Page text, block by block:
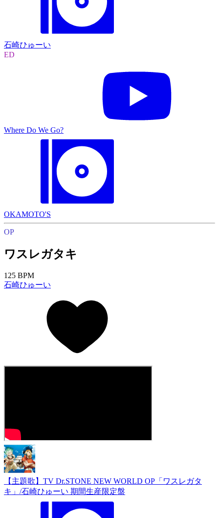
石崎ひゅーい
ED
Where Do We Go?
OKAMOTO'S
OP
ワスレガタキ
125 BPM
石崎ひゅーい
【主題歌】TV Dr.STONE NEW WORLD OP「ワスレガタ
キ」/石崎ひゅーい 期間生産限定盤